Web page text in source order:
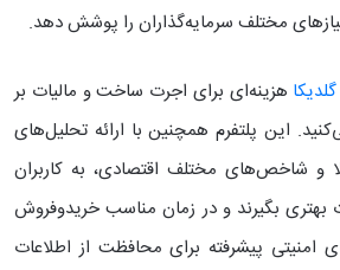
مختلف سرمایه‌گذاران را پوشش دهد.
گلدیکا هزینه‌ای برای اجرت ساخت و مالیات بر
این پلتفرم همچنین با ارائه تحلیل‌های
و شاخص‌های مختلف اقتصادی، به کاربران
بگیرند و در زمان مناسب خریدوفروش
امنیتی پیشرفته برای محافظت از اطلاعات